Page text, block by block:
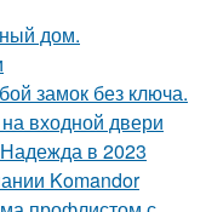
дом.
замок без ключа.
входной двери
в 2023
Komandor